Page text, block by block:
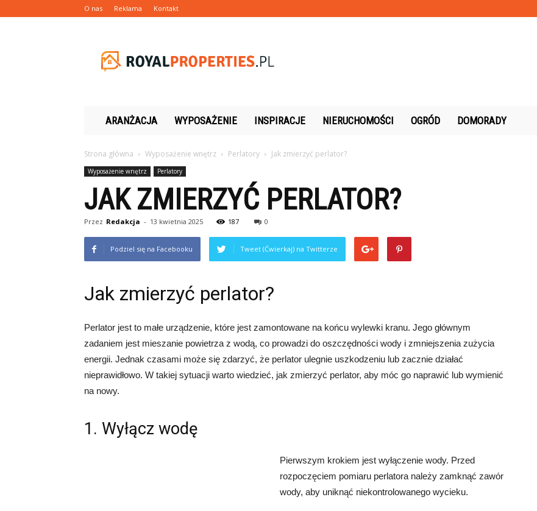
O nas Reklama Kontakt
ARANŻACJA WYPOSAŻENIE INSPIRACJE NIERUCHOMOŚCI OGRÓD DOMORADY
Strona główna Wyposażenie wnętrz Perlatory Jak zmierzyć perlator?
Wyposażenie wnętrz Perlatory
JAK ZMIERZYĆ PERLATOR?
Przez Redakcja - 13 kwietnia 2025 187 0
Podziel się na Facebooku Tweet (Ćwierkaj) na Twitterze
Jak zmierzyć perlator?
Perlator jest to małe urządzenie, które jest zamontowane na końcu wylewki kranu. Jego głównym
zadaniem jest mieszanie powietrza z wodą, co prowadzi do oszczędności wody i zmniejszenia zużycia
energii. Jednak czasami może się zdarzyć, że perlator ulegnie uszkodzeniu lub zacznie działać
nieprawidłowo. W takiej sytuacji warto wiedzieć, jak zmierzyć perlator, aby móc go naprawić lub wymienić
na nowy.
1. Wyłącz wodę
Pierwszym krokiem jest wyłączenie wody. Przed
rozpoczęciem pomiaru perlatora należy zamknąć zawór
wody, aby uniknąć niekontrolowanego wycieku.